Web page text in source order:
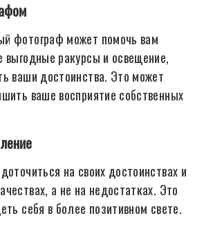
фотограф может помочь вам
выгодные ракурсы и освещение,
ваши достоинства. Это может
ваше восприятие собственных
на своих достоинствах и
а не на недостатках. Это
себя в более позитивном свете.